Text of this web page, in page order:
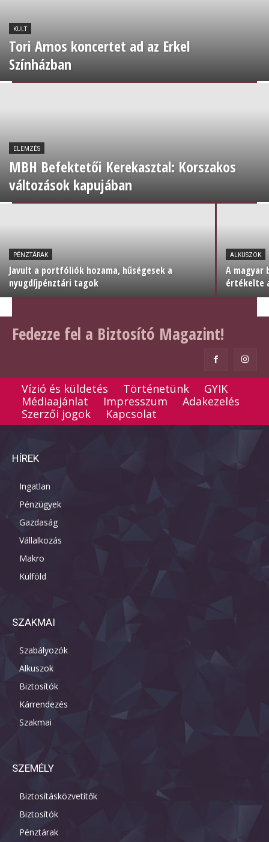
KULT
Tori Amos koncertet ad az Erkel
Színházban
ELEMZÉS
MBH Befektetői Kerekasztal: Korszakos
változások kapujában
PÉNZTÁRAK
Javult a portfóliók hozama, hűségesek a
nyugdíjpénztári tagok
ALKUSZOK
A magyar
értékelte
Fedezze fel a Biztosító Magazint!
Vízió és küldetés Történetünk
GYIK
Médiaajánlat
Impresszum
Adakezelés
Szerzői jogok
Kapcsolat
HÍREK
Ingatlan
Pénzügyek
Gazdaság
Vállalkozás
Makro
Külföld
SZAKMAI
Szabályozók
Alkuszok
Biztosítók
Kárrendezés
Szakmai
SZEMÉLY
Biztosításközvetítők
Biztosítók
Pénztárak